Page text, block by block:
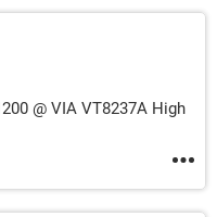
@ VIA VT8237A High